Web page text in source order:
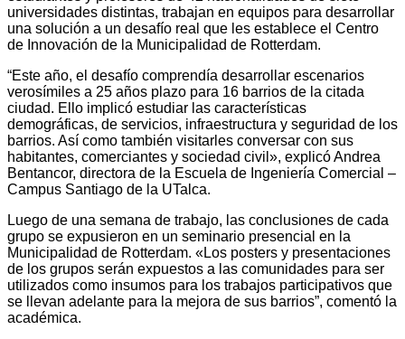
universidades distintas, trabajan en equipos para desarrollar
una solución a un desafío real que les establece el Centro
de Innovación de la Municipalidad de Rotterdam.
“Este año, el desafío comprendía desarrollar escenarios
verosímiles a 25 años plazo para 16 barrios de la citada
ciudad. Ello implicó estudiar las características
demográficas, de servicios, infraestructura y seguridad de los
barrios. Así como también visitarles conversar con sus
habitantes, comerciantes y sociedad civil», explicó Andrea
Bentancor, directora de la Escuela de Ingeniería Comercial –
Campus Santiago de la UTalca.
Luego de una semana de trabajo, las conclusiones de cada
grupo se expusieron en un seminario presencial en la
Municipalidad de Rotterdam. «Los posters y presentaciones
de los grupos serán expuestos a las comunidades para ser
utilizados como insumos para los trabajos participativos que
se llevan adelante para la mejora de sus barrios”, comentó la
académica.